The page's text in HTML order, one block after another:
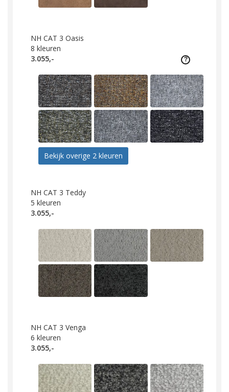
NH CAT 3 Oasis
8 kleuren
3.055,-
Bekijk overige 2 kleuren
NH CAT 3 Teddy
5 kleuren
3.055,-
NH CAT 3 Venga
6 kleuren
3.055,-